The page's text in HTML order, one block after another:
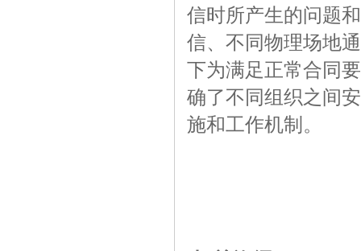
信时所产生的问题
信、不同物理场地
下为满足正常合同
确了不同组织之间
施和工作机制。